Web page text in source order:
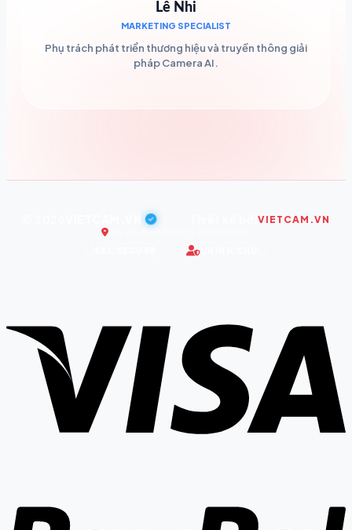
Lê Nhi
MARKETING SPECIALIST
Phụ trách phát triển thương hiệu và truyền thông giải
pháp Camera AI.
VIETCAM.VN
Trụ sở: Bình Dương, Hồ Chí Minh
CHÍNH CHỦ